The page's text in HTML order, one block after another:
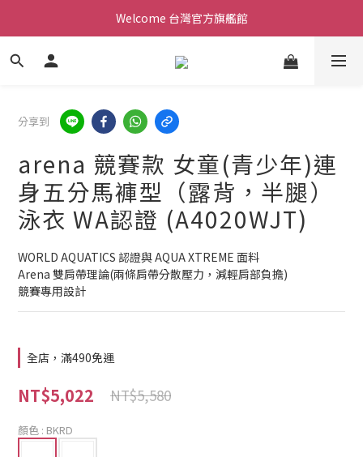
Welcome 台灣官方旗艦館
Welcome 台灣官方旗艦館
新會員加入現領折價200元。立即抵用。
分享到
arena 競賽款 女童(青少年)連
身五分馬褲型（露背，半腿）
泳衣 WA認證 (A4020WJT)
WORLD AQUATICS 認證與 AQUA XTREME 面料
Arena 雙肩帶理論(兩條肩帶分散壓力，減輕肩部負擔)
競賽專用設計
全店，滿490免運
NT$5,022 NT$5,580
顏色 : BKRD